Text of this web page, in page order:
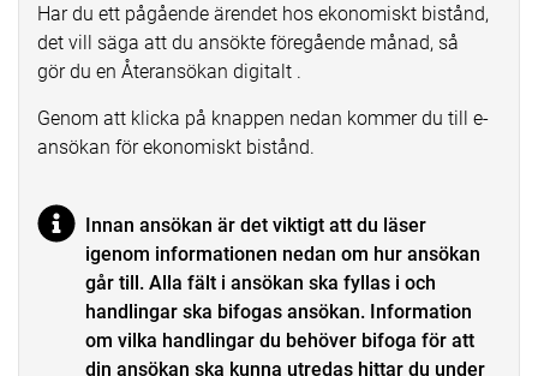
Har du ett pågående ärendet hos ekonomiskt bistånd,
det vill säga att du ansökte föregående månad, så
gör du en Återansökan digitalt .
Genom att klicka på knappen nedan kommer du till e-
ansökan för ekonomiskt bistånd.
Innan ansökan är det viktigt att du läser
igenom informationen nedan om hur ansökan
går till. Alla fält i ansökan ska fyllas i och
handlingar ska bifogas ansökan. Information
om vilka handlingar du behöver bifoga för att
din ansökan ska kunna utredas hittar du under